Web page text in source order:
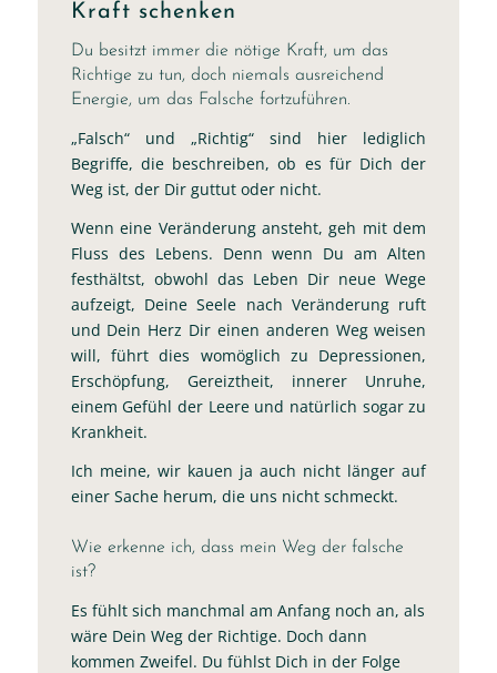
Kraft schenken
Du besitzt immer die nötige Kraft, um das
Richtige zu tun, doch niemals ausreichend
Energie, um das Falsche fortzuführen.
„Falsch“ und „Richtig“ sind hier lediglich
Begriffe, die beschreiben, ob es für Dich der
Weg ist, der Dir guttut oder nicht.
Wenn eine Veränderung ansteht, geh mit dem
Fluss des Lebens. Denn wenn Du am Alten
festhältst, obwohl das Leben Dir neue Wege
aufzeigt, Deine Seele nach Veränderung ruft
und Dein Herz Dir einen anderen Weg weisen
will, führt dies womöglich zu Depressionen,
Erschöpfung, Gereiztheit, innerer Unruhe,
einem Gefühl der Leere und natürlich sogar zu
Krankheit.
Ich meine, wir kauen ja auch nicht länger auf
einer Sache herum, die uns nicht schmeckt.
Wie erkenne ich, dass mein Weg der falsche
ist?
Es fühlt sich manchmal am Anfang noch an, als
wäre Dein Weg der Richtige. Doch dann
kommen Zweifel. Du fühlst Dich in der Folge